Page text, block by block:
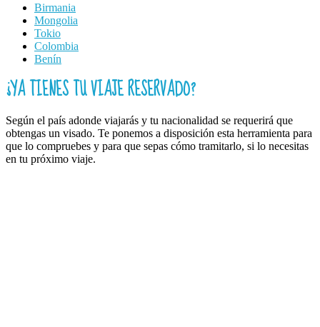
Birmania
Mongolia
Tokio
Colombia
Benín
¿YA TIENES TU VIAJE RESERVADO?
Según el país adonde viajarás y tu nacionalidad se requerirá que
obtengas un visado. Te ponemos a disposición esta herramienta para
que lo compruebes y para que sepas cómo tramitarlo, si lo necesitas
en tu próximo viaje.